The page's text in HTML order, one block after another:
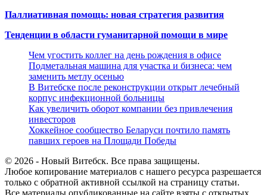
Паллиативная помощь: новая стратегия развития
Тенденции в области гуманитарной помощи в мире
Чем угостить коллег на день рождения в офисе
Подметальная машина для участка и бизнеса: чем
заменить метлу осенью
В Витебске после реконструкции открыт лечебный
корпус инфекционной больницы
Как увеличить оборот компании без привлечения
инвесторов
Хоккейное сообщество Беларуси почтило память
павших героев на Площади Победы
© 2026 - Новый Витебск. Все права защищены.
Любое копирование материалов с нашего ресурса разрешается
только с обратной активной ссылкой на страницу статьи.
Все материалы опубликованные на сайте взяты с открытых